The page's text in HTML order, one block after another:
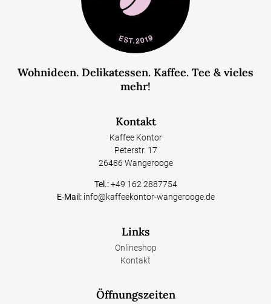
Wohnideen. Delikatessen. Kaffee. Tee & vieles
mehr!
Kontakt
Kaffee Kontor
Peterstr. 17
26486 Wangerooge
Tel.: +49 162 2887754
E-Mail: info@kaffeekontor-wangerooge.de
Links
Onlineshop
Kontakt
Öffnungszeiten